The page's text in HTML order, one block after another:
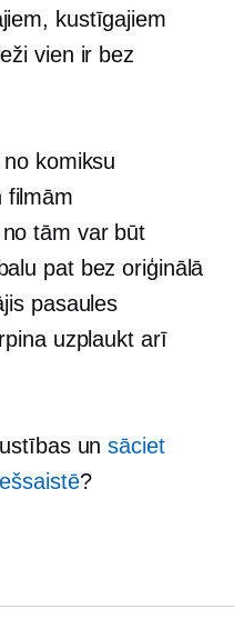
kustīgajiem
vien ir bez
komiksu
filmām
tām var būt
pat bez oriģinālā
pasaules
uzplaukt arī
unsāciet
?